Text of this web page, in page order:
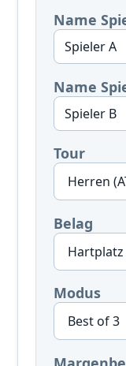
Name
Name
Tour
Belag
Modus